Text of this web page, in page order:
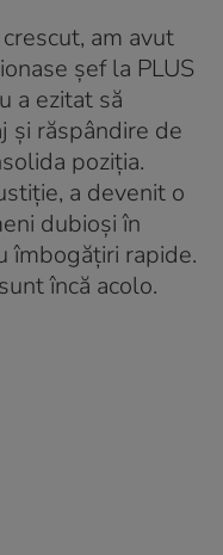
am avut
șef la PLUS
a ezitat să
și răspândire de
poziția.
a devenit o
dubioși în
îmbogățiri rapide.
încă acolo.